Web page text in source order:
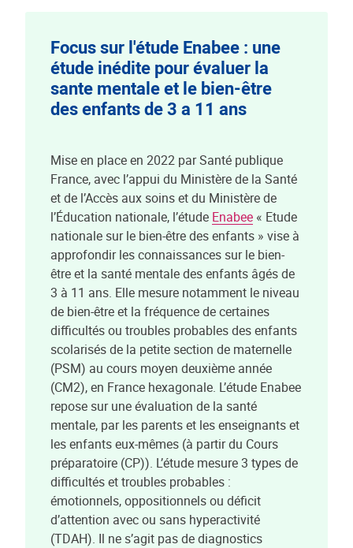
Focus sur l'étude Enabee : une
étude inédite pour évaluer la
sante mentale et le bien-être
des enfants de 3 a 11 ans
Mise en place en 2022 par Santé publique
France, avec l’appui du Ministère de la Santé
et de l’Accès aux soins et du Ministère de
l’Éducation nationale, l’étude Enabee « Etude
nationale sur le bien-être des enfants » vise à
approfondir les connaissances sur le bien-
être et la santé mentale des enfants âgés de
3 à 11 ans. Elle mesure notamment le niveau
de bien-être et la fréquence de certaines
difficultés ou troubles probables des enfants
scolarisés de la petite section de maternelle
(PSM) au cours moyen deuxième année
(CM2), en France hexagonale. L’étude Enabee
repose sur une évaluation de la santé
mentale, par les parents et les enseignants et
les enfants eux-mêmes (à partir du Cours
préparatoire (CP)). L’étude mesure 3 types de
difficultés et troubles probables :
émotionnels, oppositionnels ou déficit
d’attention avec ou sans hyperactivité
(TDAH). Il ne s’agit pas de diagnostics